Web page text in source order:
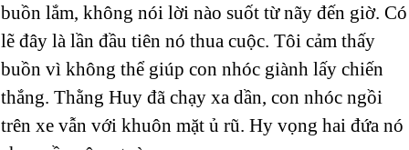
buồn lắm, không nói lời nào suốt từ nãy đến giờ. Có
lẽ đây là lần đầu tiên nó thua cuộc. Tôi cảm thấy
buồn vì không thể giúp con nhóc giành lấy chiến
thắng. Thằng Huy đã chạy xa dần, con nhóc ngồi
trên xe vẫn với khuôn mặt ủ rũ. Hy vọng hai đứa nó